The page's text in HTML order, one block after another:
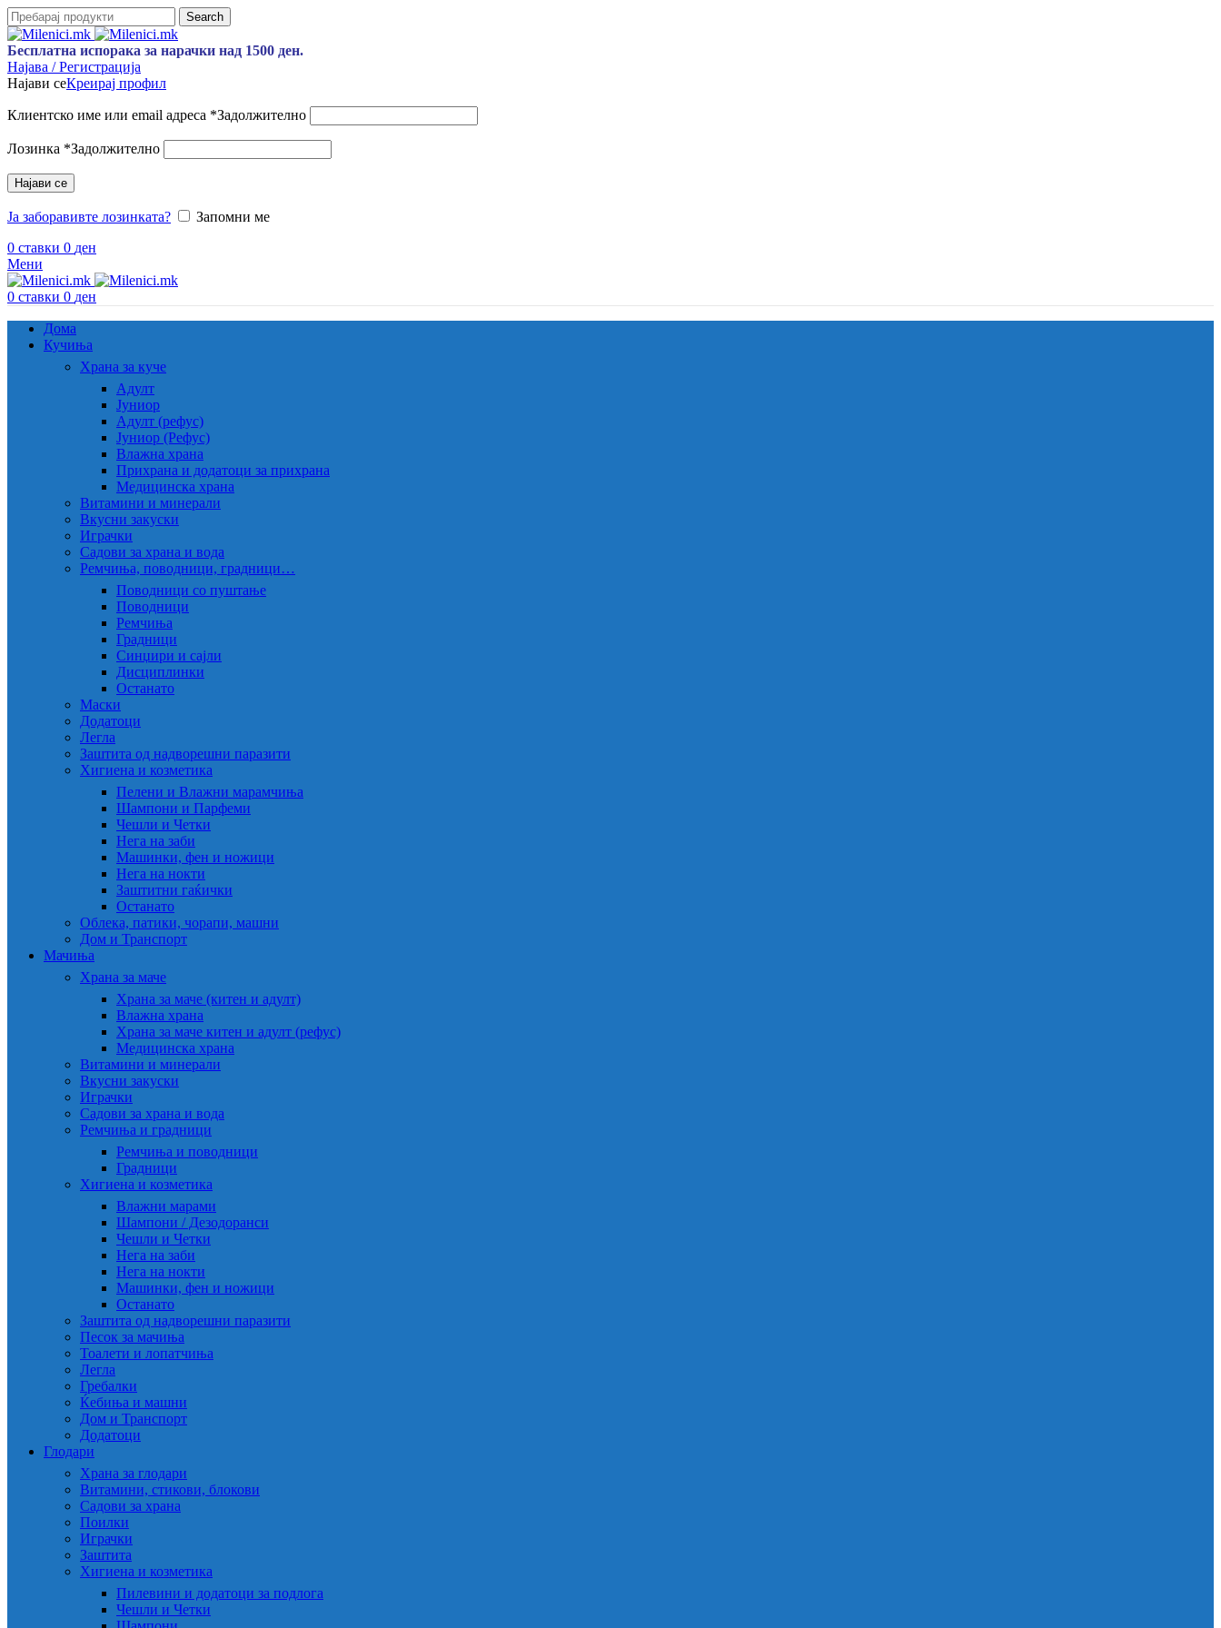
Search
Бесплатна испорака за нарачки над 1500 ден.
Најава / Регистрација
Најави сеКреирај профил
Клиентско име или email адреса *Задолжително
Лозинка *Задолжително
Најави се
Ја заборавивте лозинката?
Запомни ме
0 ставки 0 ден
Мени
0 ставки 0 ден
Дома
Кучиња
Храна за куче
Адулт
Јуниор
Адулт (рефус)
Јуниор (Рефус)
Влажна храна
Прихрана и додатоци за прихрана
Медицинска храна
Витамини и минерали
Вкусни закуски
Играчки
Садови за храна и вода
Ремчиња, поводници, градници…
Поводници со пуштање
Поводници
Ремчиња
Градници
Синџири и сајли
Дисциплинки
Останато
Маски
Додатоци
Легла
Заштита од надворешни паразити
Хигиена и козметика
Пелени и Влажни марамчиња
Шампони и Парфеми
Чешли и Четки
Нега на заби
Машинки, фен и ножици
Нега на нокти
Заштитни гаќички
Останато
Облека, патики, чорапи, машни
Дом и Транспорт
Мачиња
Храна за маче
Храна за маче (китен и адулт)
Влажна храна
Храна за маче китен и адулт (рефус)
Медицинска храна
Витамини и минерали
Вкусни закуски
Играчки
Садови за храна и вода
Ремчиња и градници
Ремчиња и поводници
Градници
Хигиена и козметика
Влажни марами
Шампони / Дезодоранси
Чешли и Четки
Нега на заби
Нега на нокти
Машинки, фен и ножици
Останато
Заштита од надворешни паразити
Песок за мачиња
Тоалети и лопатчиња
Легла
Гребалки
Ќебиња и машни
Дом и Транспорт
Додатоци
Глодари
Храна за глодари
Витамини, стикови, блокови
Садови за храна
Поилки
Играчки
Заштита
Хигиена и козметика
Пилевини и додатоци за подлога
Чешли и Четки